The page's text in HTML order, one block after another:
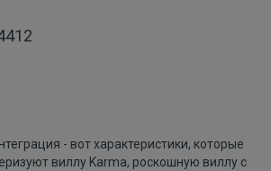
- вот характеристики, которые
виллу Karma, роскошную виллу с